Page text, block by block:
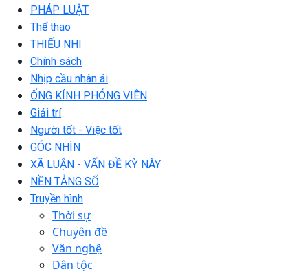
PHÁP LUẬT
Thể thao
THIẾU NHI
Chính sách
Nhịp cầu nhân ái
ỐNG KÍNH PHÓNG VIÊN
Giải trí
Người tốt - Việc tốt
GÓC NHÌN
XÃ LUẬN - VẤN ĐỀ KỲ NÀY
NỀN TẢNG SỐ
Truyền hình
Thời sự
Chuyên đề
Văn nghệ
Dân tộc